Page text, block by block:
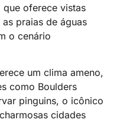
que oferece vistas
praias de águas
o cenário
um clima ameno,
como Boulders
pinguins, o icônico
cidades